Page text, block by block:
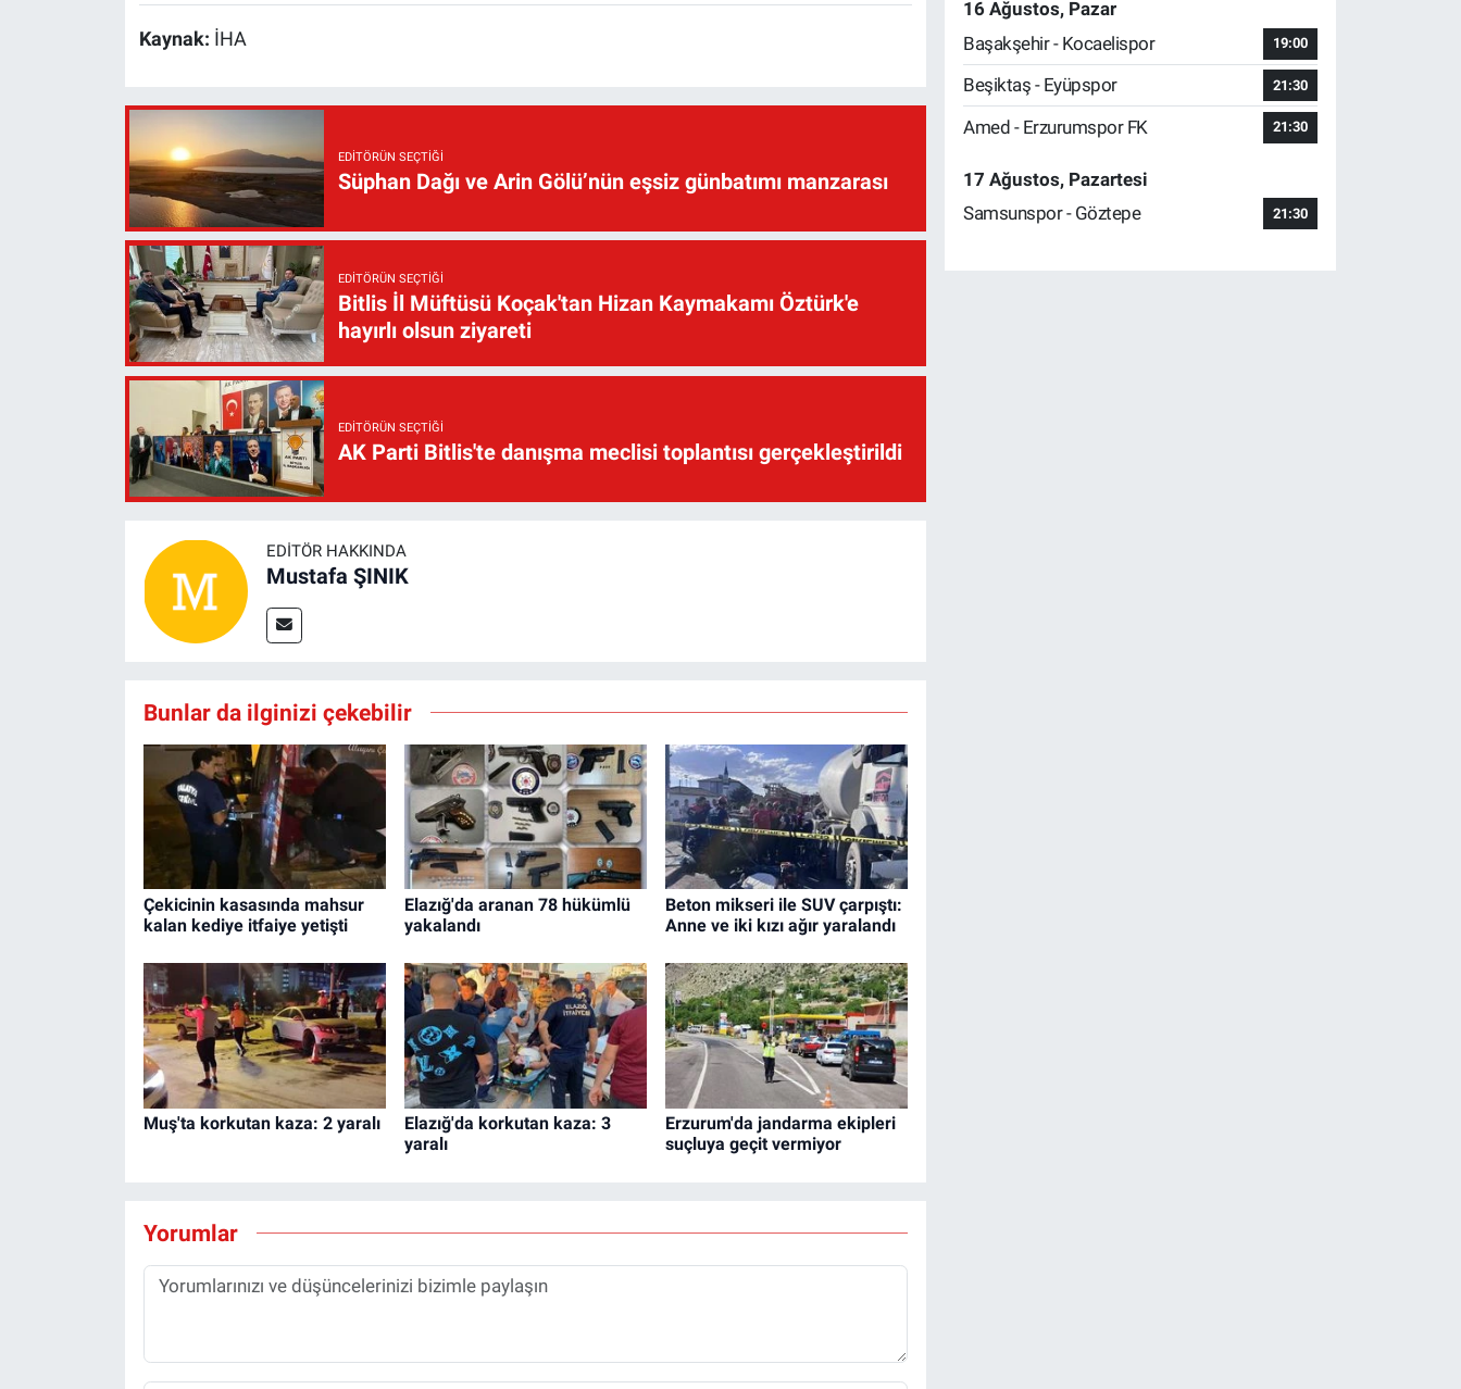
Kaynak: İHA
EDITÖRÜN SEÇTIĞI
Süphan Dağı ve Arin Gölü’nün eşsiz günbatımı manzarası
EDITÖRÜN SEÇTIĞI
Bitlis İl Müftüsü Koçak'tan Hizan Kaymakamı Öztürk'e
hayırlı olsun ziyareti
EDITÖRÜN SEÇTIĞI
AK Parti Bitlis'te danışma meclisi toplantısı gerçekleştirildi
EDITÖR HAKKINDA
Mustafa ŞINIK
Bunlar da ilginizi çekebilir
Çekicinin kasasında mahsur
kalan kediye itfaiye yetişti
Elazığ'da aranan 78 hükümlü
yakalandı
Beton mikseri ile SUV çarpıştı:
Anne ve iki kızı ağır yaralandı
Muş'ta korkutan kaza: 2 yaralı
Elazığ'da korkutan kaza: 3
yaralı
Erzurum'da jandarma ekipleri
suçluya geçit vermiyor
Yorumlar
16 Ağustos, Pazar
Başakşehir - Kocaelispor
19:00
Beşiktaş - Eyüpspor 21:30
Amed - Erzurumspor FK 21:30
17 Ağustos, Pazartesi
Samsunspor - Göztepe
21:30